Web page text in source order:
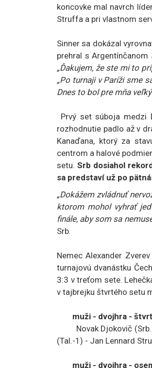
koncovke mal navrch
Struffa a pri vlastnom
Sinner sa dokázal
prehral s
„Ďakujem, že ste mi to
„Po turnaji v Paríži sme
Dnes to bol pre mňa
Prvý set súboja medzi
rozhodnutie padlo až v
Kanaďana, ktorý za
centrom a halové
setu. Srb dosiahol
sa predstaví už po
„Dokážem zvládnuť
ktorom mohol vyhrať
finále, aby som sa
Srb.
Nemec Alexander
turnajovú dvanástku
3:3 v treťom sete.
v tajbrejku štvrtého setu
muži - dvojhra -
Novak Djokovič (Srb.-
(Tal.-1) - Jan Lennard
muži - dvojhra -